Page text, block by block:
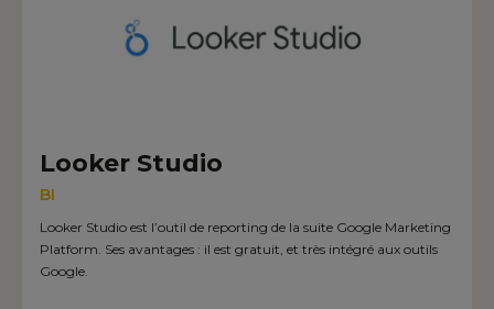
Looker Studio
BI
Looker Studio est l’outil de reporting de la suite Google Marketing
Platform. Ses avantages : il est gratuit, et très intégré aux outils
Google.